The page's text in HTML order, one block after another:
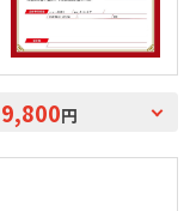
9,800円